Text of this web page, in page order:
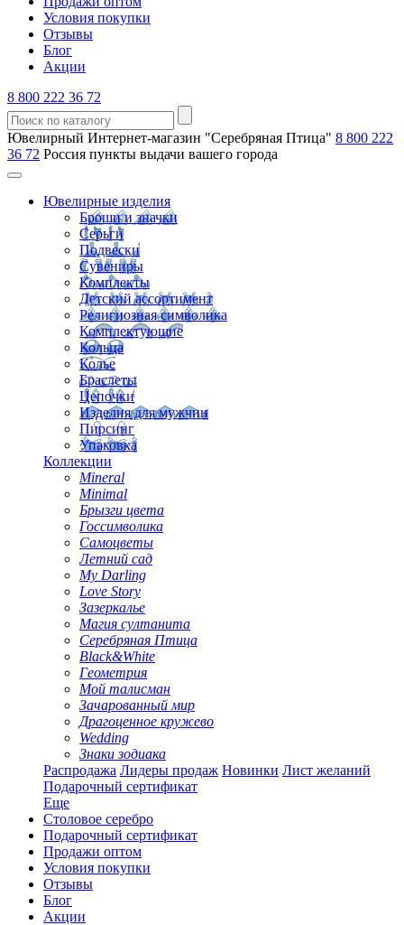
Условия покупки
Отзывы
Блог
Акции
8 800 222 36 72
Ювелирный Интернет-магазин "Серебряная Птица" 8 800 222
36 72 Россия пункты выдачи вашего города
Ювелирные изделия
Броши и значки
Серьги
Подвески
Сувениры
Комплекты
Детский ассортимент
Религиозная символика
Комплектующие
Кольца
Колье
Браслеты
Цепочки
Изделия для мужчин
Пирсинг
Упаковка
Коллекции
Mineral
Minimal
Брызги цвета
Госсимволика
Самоцветы
Летний сад
My Darling
Love Story
Зазеркалье
Магия султанита
Серебряная Птица
Black&White
Геометрия
Мой талисман
Зачарованный мир
Драгоценное кружево
Wedding
Знаки зодиака
Распродажа Лидеры продаж Новинки Лист желаний
Подарочный сертификат
Еще
Столовое серебро
Подарочный сертификат
Продажи оптом
Условия покупки
Отзывы
Блог
Акции